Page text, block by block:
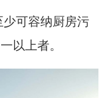
可容纳厨房污
以上者。